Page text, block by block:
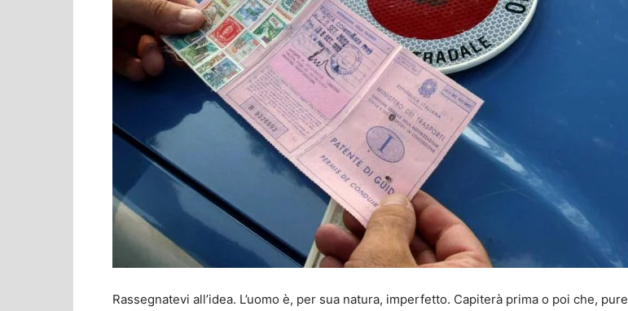
Rassegnatevi all’idea. L’uomo è, per sua natura, imperfetto. Capiterà prima o poi che, pure